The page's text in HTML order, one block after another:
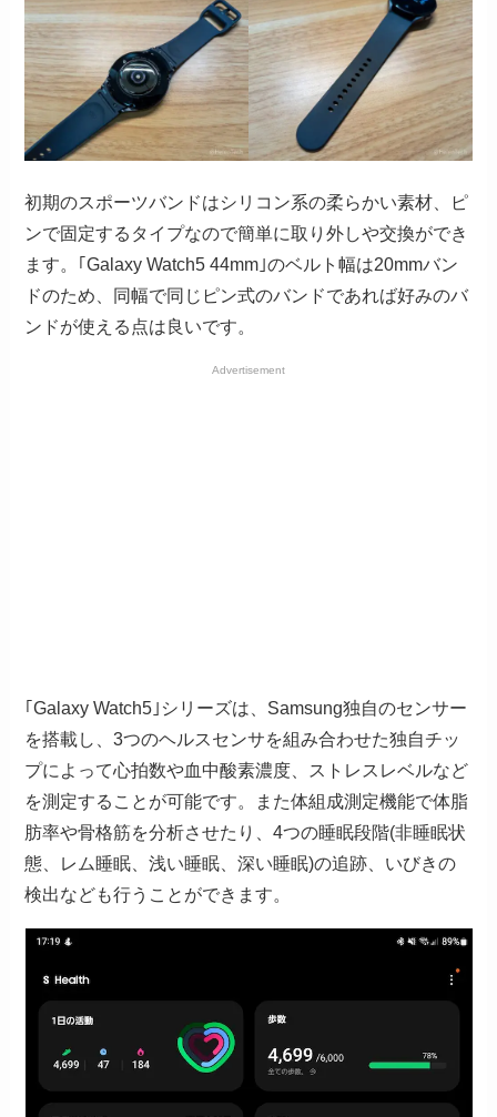
初期のスポーツバンドはシリコン系の柔らかい素材、ピ
ンで固定するタイプなので簡単に取り外しや交換ができ
ます。｢Galaxy Watch5 44mm｣のベルト幅は20mmバン
ドのため、同幅で同じピン式のバンドであれば好みのバ
ンドが使える点は良いです。
Advertisement
｢Galaxy Watch5｣シリーズは、Samsung独自のセンサー
を搭載し、3つのヘルスセンサを組み合わせた独自チッ
プによって心拍数や血中酸素濃度、ストレスレベルなど
を測定することが可能です。また体組成測定機能で体脂
肪率や骨格筋を分析させたり、4つの睡眠段階(非睡眠状
態、レム睡眠、浅い睡眠、深い睡眠)の追跡、いびきの
検出なども行うことができます。